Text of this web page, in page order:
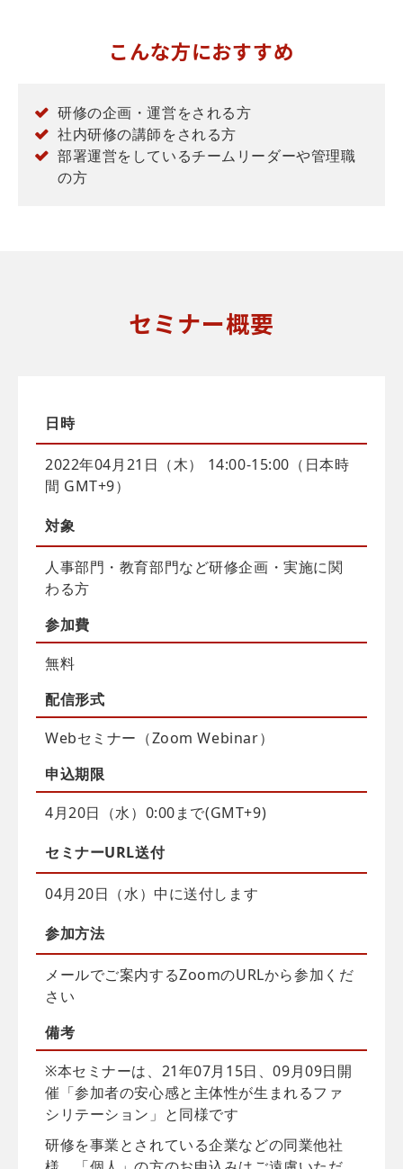
こんな方におすすめ
研修の企画・運営をされる方
社内研修の講師をされる方
部署運営をしているチームリーダーや管理職
の方
セミナー概要
日時
2022年04月21日（木） 14:00-15:00（日本時
間 GMT+9）
対象
人事部門・教育部門など研修企画・実施に関
わる方
参加費
無料
配信形式
Webセミナー（Zoom Webinar）
申込期限
4月20日（水）0:00まで(GMT+9)
セミナーURL送付
04月20日（水）中に送付します
参加方法
メールでご案内するZoomのURLから参加くだ
さい
備考
※本セミナーは、21年07月15日、09月09日開
催「参加者の安心感と主体性が生まれるファ
シリテーション」と同様です
研修を事業とされている企業などの同業他社